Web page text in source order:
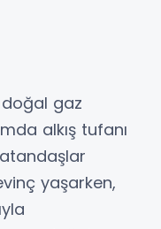
doğal gaz
alkış tufanı
yaşarken,